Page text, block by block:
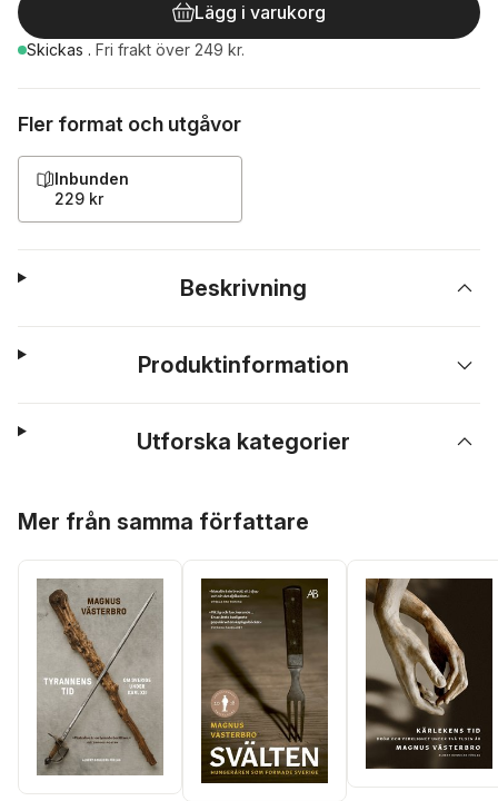
Lägg i varukorg
Skickas . Fri frakt över 249 kr.
Fler format och utgåvor
Inbunden
229 kr
Beskrivning
Produktinformation
Utforska kategorier
Mer från samma författare